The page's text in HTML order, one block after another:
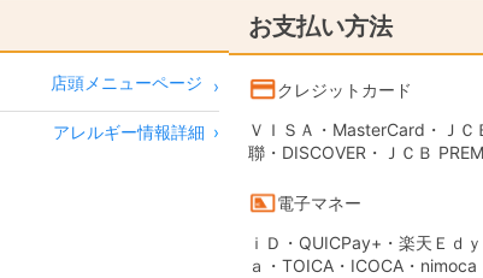
店頭メニューページ
アレルギー情報詳細 ›
お支払い方法
クレジットカード
ＶＩＳＡ・MasterCard・ＪＣ
聯・DISCOVER・ＪＣＢ
電子マネー
ｉＤ・QUICPay+・楽天Ｅｄ
ａ・TOICA・ICOCA・